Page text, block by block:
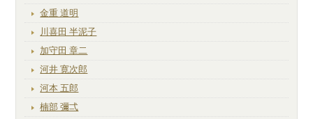
金重 道明
川喜田 半泥子
加守田 章二
河井 寛次郎
河本 五郎
楠部 彌弌